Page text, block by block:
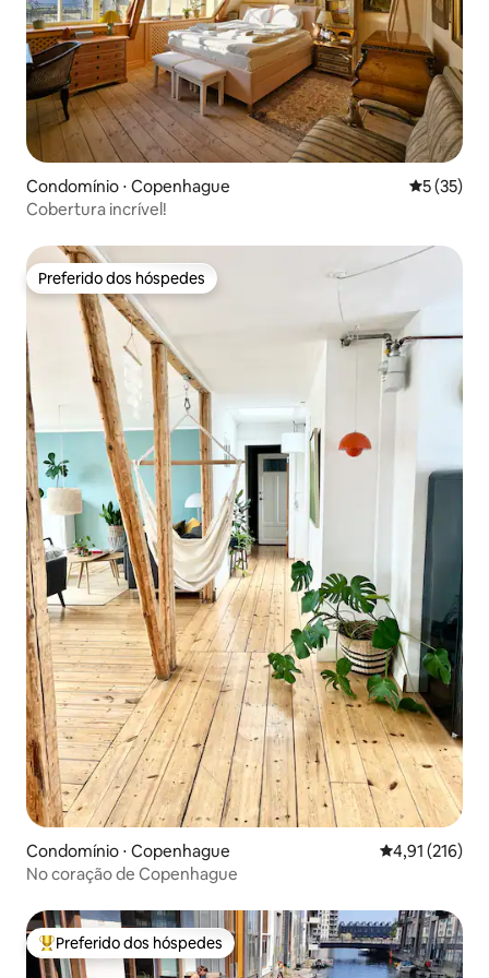
Condomínio ⋅ Copenhague 5 de uma
5 (35)
Cobertura incrível!
Preferido dos hóspedes
Preferido dos hóspedes
Condomínio ⋅ Copenhague 4,91 de uma
4,91 (216)
No coração de Copenhague
Entre os melhores preferidos dos hóspedes
Preferido dos hóspedes